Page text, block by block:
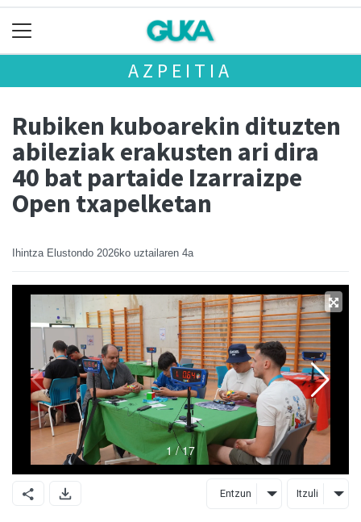
AZPEITIA
Rubiken kuboarekin dituzten
abileziak erakusten ari dira
40 bat partaide Izarraizpe
Open txapelketan
Ihintza Elustondo 2026ko uztailaren 4a
Entzun Itzuli